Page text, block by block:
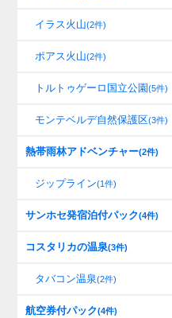
イラス火山(2件)
ポアス火山(2件)
トルトゥゲーロ国立公園(5件)
モンテベルデ自然保護区(3件)
熱帯雨林アドベンチャー(2件)
ジップライン(1件)
サンホセ発宿泊付パック(4件)
コスタリカの温泉(3件)
タバコン温泉(2件)
航空券付パック(4件)